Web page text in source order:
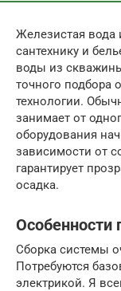
Железистая вода
сантехнику и
воды из
точного подбора
технологии.
занимает от
оборудования
зависимости от
гарантирует
осадка.
Особенности
Сборка системы
Потребуются
электрикой. Я